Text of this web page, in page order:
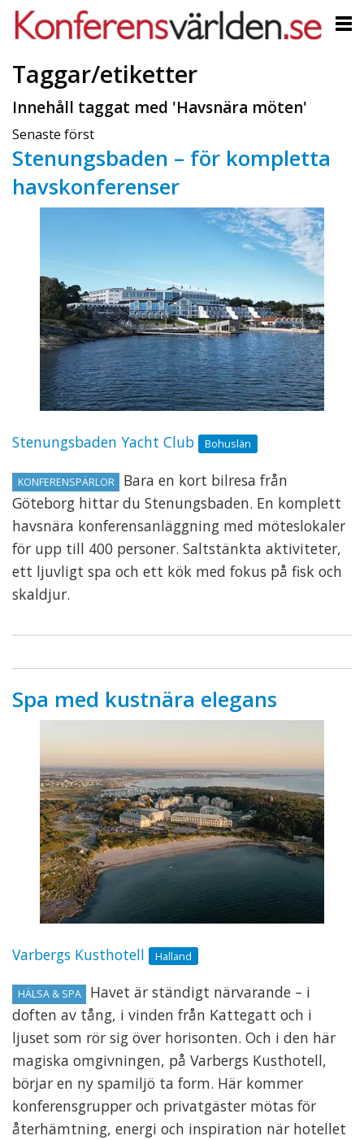
Taggar/etiketter
Innehåll taggat med 'Havsnära möten'
Senaste först
Stenungsbaden – för kompletta
havskonferenser
Stenungsbaden Yacht Club Bohuslän
KONFERENSPÄRLOR
Bara en kort bilresa från
Göteborg hittar du Stenungsbaden. En komplett
havsnära konferensanläggning med möteslokaler
för upp till 400 personer. Saltstänkta aktiviteter,
ett ljuvligt spa och ett kök med fokus på fisk och
skaldjur.
Spa med kustnära elegans
Varbergs Kusthotell Halland
HÄLSA & SPA
Havet är ständigt närvarande – i
doften av tång, i vinden från Kattegatt och i
ljuset som rör sig över horisonten. Och i den här
magiska omgivningen, på Varbergs Kusthotell,
börjar en ny spamiljö ta form. Här kommer
konferensgrupper och privatgäster mötas för
återhämtning, energi och inspiration när hotellet